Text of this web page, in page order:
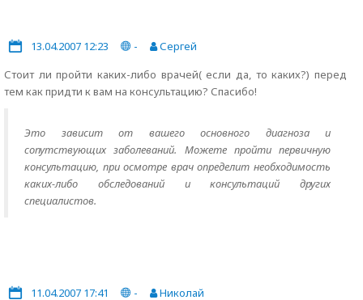
13.04.2007 12:23 -
Сергей
Стоит ли пройти каких-либо врачей( если да, то каких?) перед
тем как придти к вам на консультацию? Спасибо!
Это зависит от вашего основного диагноза и
сопутствующих заболеваний. Можете пройти первичную
консультацию, при осмотре врач определит необходимость
каких-либо обследований и консультаций других
специалистов.
11.04.2007 17:41 -
Николай